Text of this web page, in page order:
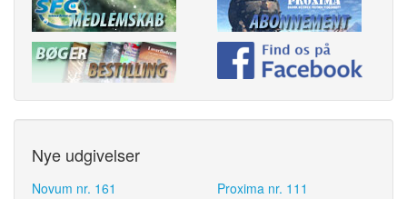
Nye udgivelser
Novum nr. 161 Proxima nr. 111